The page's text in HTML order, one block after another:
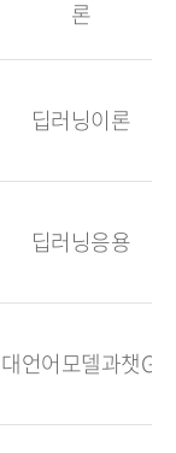
론
딥러닝이론
딥러닝응용
언어모델과챗